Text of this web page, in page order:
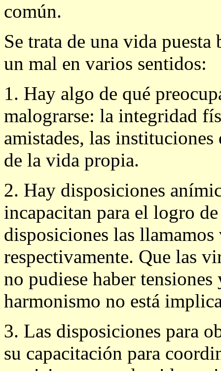
común.
Se trata de una vida
un mal en varios sentidos:
1. Hay algo de qué
malograrse: la integridad
amistades, las
de la vida propia.
2. Hay disposiciones
incapacitan para el logro
disposiciones las
respectivamente. Que las
no pudiese haber
harmonismo no está
3. Las disposiciones para
su capacitación para